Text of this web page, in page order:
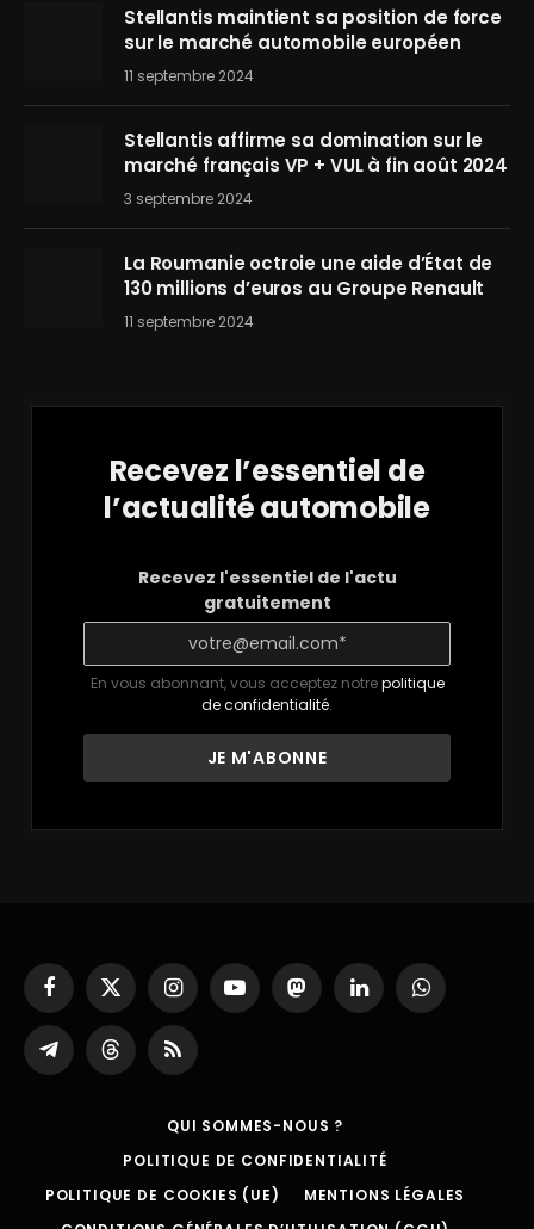
Stellantis maintient sa position de force
sur le marché automobile européen
11 septembre 2024
Stellantis affirme sa domination sur le
marché français VP + VUL à fin août 2024
3 septembre 2024
La Roumanie octroie une aide d’État de
130 millions d’euros au Groupe Renault
11 septembre 2024
Recevez l’essentiel de
l’actualité automobile
Recevez l'essentiel de l'actu
gratuitement
En vous abonnant, vous acceptez notrepolitique
de confidentialité.
Facebook
X
(Twitter)
InstagramYouTubeMastodonLinkedInWhatsApp
Partager
sur
ThreadsRSS
QUI SOMMES-NOUS ?
POLITIQUE DE CONFIDENTIALITÉ
POLITIQUE DE COOKIES (UE)
MENTIONS LÉGALES